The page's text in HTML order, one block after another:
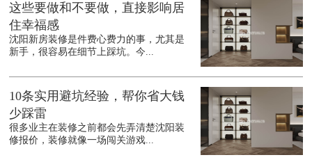
这些要做和不要做，直接影响居
住幸福感
沈阳新房装修是件费心费力的事，尤其是
新手，很容易在细节上踩坑。今...
10条实用避坑经验，帮你省大钱
少踩雷
很多业主在装修之前都会先弄清楚沈阳装
修报价，装修就像一场闯关游戏...